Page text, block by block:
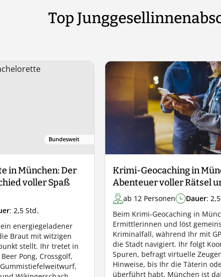
Top
Bundesweit
in München: Der
voller Spaß
: 2,5 Std.
energiegeladener
Braut mit witzigen
stellt. Ihr tretet in
Pong, Crossgolf,
Krimi-Geocaching in
Abenteuer voller Rätsel
ab 12 Personen Dauer:
Beim Krimi-Geocaching in
Ermittlerinnen und löst
Kriminalfall, während Ihr mit
die Stadt navigiert. Ihr folgt
Spuren, befragt virtuelle
Hinweise, bis Ihr die Täterin
überführt habt. München ist